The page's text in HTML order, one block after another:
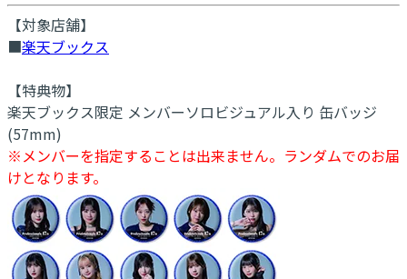
【対象店舗】
■楽天ブックス
【特典物】
楽天ブックス限定 メンバーソロビジュアル入り 缶バッジ
(57mm)
※メンバーを指定することは出来ません。ランダムでのお届
けとなります。